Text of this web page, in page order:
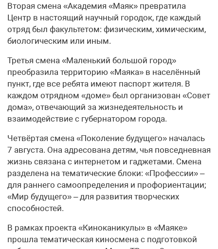
Вторая смена «Академия «Маяк» превратила
Центр в настоящий научный городок, где каждый
отряд был факультетом: физическим, химическим,
биологическим или иным.
Третья смена «Маленький большой город»
преобразила территорию «Маяка» в населённый
пункт, где все ребята имеют паспорт жителя. В
каждом отрядном «доме» был организован «Совет
дома», отвечающий за жизнедеятельность и
взаимодействие с губернатором города.
Четвёртая смена «Поколение будущего» началась
7 августа. Она адресована детям, чья повседневная
жизнь связана с интернетом и гаджетами. Смена
разделена на тематические блоки: «Профессии» –
для раннего самоопределения и профориентации;
«Мир будущего» – для развития творческих
способностей.
В рамках проекта «Киноканикулы» в «Маяке»
прошла тематическая киносмена с подготовкой